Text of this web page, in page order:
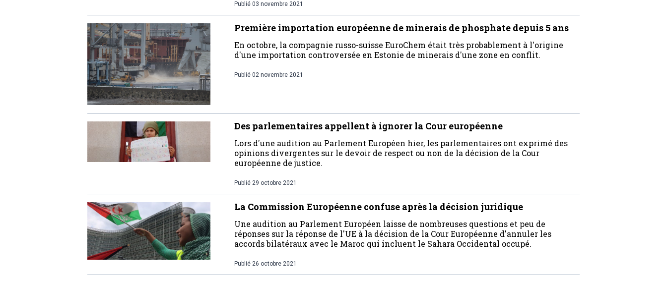
Publié 03 novembre 2021
Première importation européenne de minerais de phosphate depuis 5 ans
En octobre, la compagnie russo-suisse EuroChem était très probablement à l'origine
d'une importation controversée en Estonie de minerais d'une zone en conflit.
Publié 02 novembre 2021
Des parlementaires appellent à ignorer la Cour européenne
Lors d'une audition au Parlement Européen hier, les parlementaires ont exprimé des
opinions divergentes sur le devoir de respect ou non de la décision de la Cour
européenne de justice.
Publié 29 octobre 2021
La Commission Européenne confuse après la décision juridique
Une audition au Parlement Européen laisse de nombreuses questions et peu de
réponses sur la réponse de l'UE à la décision de la Cour Européenne d'annuler les
accords bilatéraux avec le Maroc qui incluent le Sahara Occidental occupé.
Publié 26 octobre 2021